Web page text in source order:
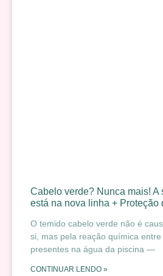
Cabelo verde? Nunca mais! A
está na nova linha + Proteção
O temido cabelo verde não é
si, mas pela reação química
presentes na água da piscina —
CONTINUAR LENDO »